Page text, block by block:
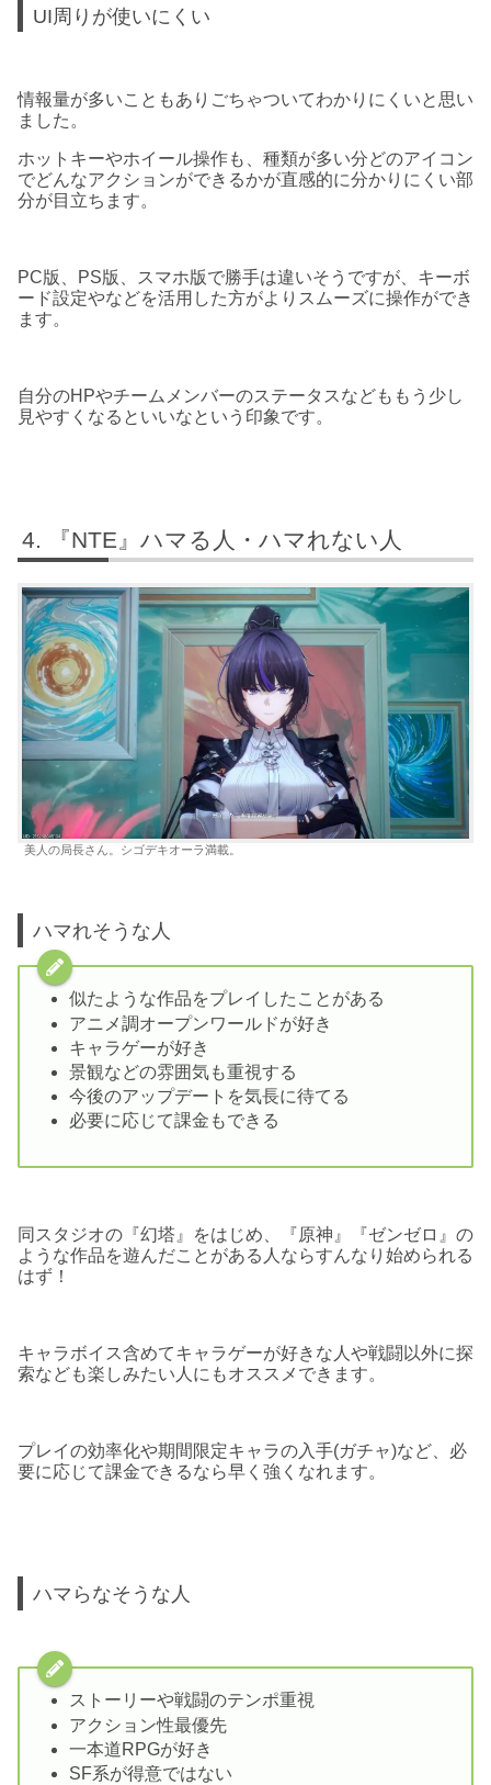
UI周りが使いにくい
情報量が多いこともありごちゃついてわかりにくいと思い
ました。
ホットキーやホイール操作も、種類が多い分どのアイコン
でどんなアクションができるかが直感的に分かりにくい部
分が目立ちます。
PC版、PS版、スマホ版で勝手は違いそうですが、キーボ
ード設定やなどを活用した方がよりスムーズに操作ができ
ます。
自分のHPやチームメンバーのステータスなどももう少し
見やすくなるといいなという印象です。
『NTE』ハマる人・ハマれない人
美人の局長さん。シゴデキオーラ満載。
ハマれそうな人
似たような作品をプレイしたことがある
アニメ調オープンワールドが好き
キャラゲーが好き
景観などの雰囲気も重視する
今後のアップデートを気長に待てる
必要に応じて課金もできる
同スタジオの『幻塔』をはじめ、『原神』『ゼンゼロ』の
ような作品を遊んだことがある人ならすんなり始められる
はず！
キャラボイス含めてキャラゲーが好きな人や戦闘以外に探
索なども楽しみたい人にもオススメできます。
プレイの効率化や期間限定キャラの入手(ガチャ)など、必
要に応じて課金できるなら早く強くなれます。
ハマらなそうな人
ストーリーや戦闘のテンポ重視
アクション性最優先
一本道RPGが好き
SF系が得意ではない